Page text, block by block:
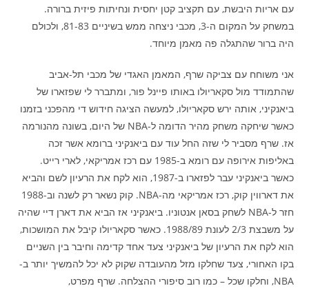
עם אריות היבשת, עם תקציב קטן יחסית ונחיתות פיזית ברורה.
במשחק על המקום ה-3, מכבי ניצחה ממש בשיניים 81-83, ולכולם
היה ברור שהתגלה פה מאמן מיוחד.
אני משוחח עם צביקה שרף, המאמן האגדי של מכבי תל-אביב
שהתמודד מול סקאריולו באותו פיינל פור, ומתברר לי שפזארו של
ביאנקיני, אותה ירש סקאריולו, למעשה הציגה חידוש די מהפכני בזמנו
כאשר שיחקה משחק מהיר הדומה ל-NBA של היום, בשונה מהנורמה
אז. שרף מסביר לי שזה החל עוד עם ביאנקיני ברומא אשר זכה
באליפות אירופה עם רומא ב-1985 עם רכז אמריקאי, לארי רייט.
כאשר ביאנקיני עבר לפזארו ב-1987, הוא לקח את הרעיון לשם והביא
את דארווין קוק, רכז אמריקאי מה-NBA. קוק נשאר רק לשנה וב-1988
חזר ל-NBA לשחק בסאן אנטוניו. ביאנקיני אז הביא את דארן דיי שהיה
על משבצת 2/3 לעונת 1988/89. כאשר סקאריולו קיבל את המושכות,
הוא לקח את הרעיון של ביאנקיני צעד אחד קדימה וחיבר בין השניים
בקו האחורי, צעד שחלקו מזל מהעובדה שקוק לא יכל להמשיך יותר ב-
NBA, וחלקו שכל – כמו רוב סיפורי ההצלחה. שרף מפרט,